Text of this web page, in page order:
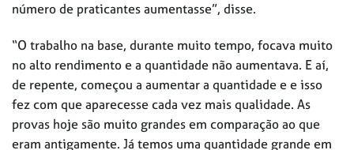
número de praticantes aumentasse”, disse.
“O trabalho na base, durante muito tempo, focava muito
no alto rendimento e a quantidade não aumentava. E aí,
de repente, começou a aumentar a quantidade e e isso
fez com que aparecesse cada vez mais qualidade. As
provas hoje são muito grandes em comparação ao que
eram antigamente. Já temos uma quantidade grande em